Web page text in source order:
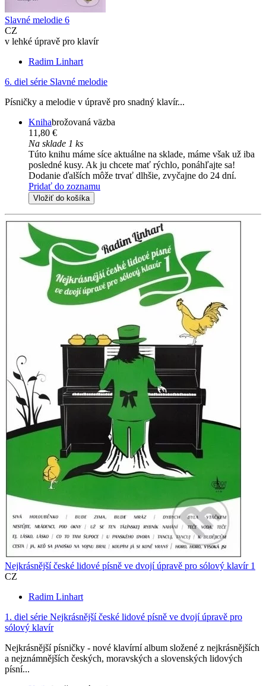
Slavné melodie 6
CZ
v lehké úpravě pro klavír
Radim Linhart
6. diel série Slavné melodie
Písničky a melodie v úpravě pro snadný klavír...
Knihabrožovaná väzba
11,80 €
Na sklade 1 ks
Túto knihu máme síce aktuálne na sklade, máme však už iba
posledné kusy. Ak ju chcete mať rýchlo, ponáhľajte sa!
Dodanie ďalších môže trvať dlhšie, zvyčajne do 24 dní.
Pridať do zoznamu
Vložiť do košíka
Nejkrásnější české lidové písně ve dvojí úpravě pro sólový klavír 1
CZ
Radim Linhart
1. diel série Nejkrásnější české lidové písně ve dvojí úpravě pro
sólový klavír
Nejkrásnější písničky - nové klavírní album složené z nejkrásnějších
a nejznámnějších českých, moravských a slovenských lidových
písní...